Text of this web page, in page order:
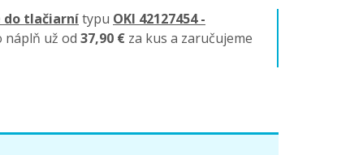
do tlačiarnítypu OKI 42127454 -
už od 37,90 € za kus a zaručujeme